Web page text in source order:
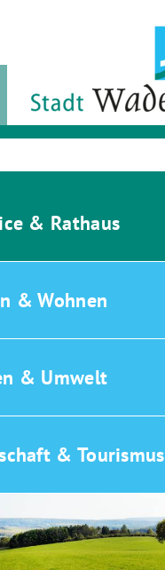
& Rathaus
& Wohnen
& Umwelt
& Tourismus